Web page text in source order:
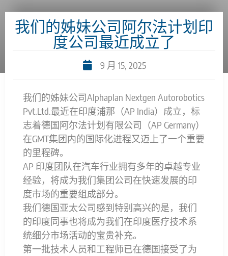
我们的姊妹公司阿尔法计划印
度公司最近成立了
9 月 15, 2025
我们的姊妹公司Alphaplan Nextgen Autorobotics
Pvt.Ltd.最近在印度浦那（AP India）成立，标
志着德国阿尔法计划有限公司（AP Germany）
在GMT集团内的国际化进程又迈上了一个重要
的里程碑。
AP 印度团队在汽车行业拥有多年的卓越专业
经验，将成为我们集团公司在快速发展的印
度市场的重要组成部分。
我们德国亚太公司感到特别高兴的是，我们
的印度同事也将成为我们在印度医疗技术系
统细分市场活动的宝贵补充。
第一批技术人员和工程师已在德国接受了为